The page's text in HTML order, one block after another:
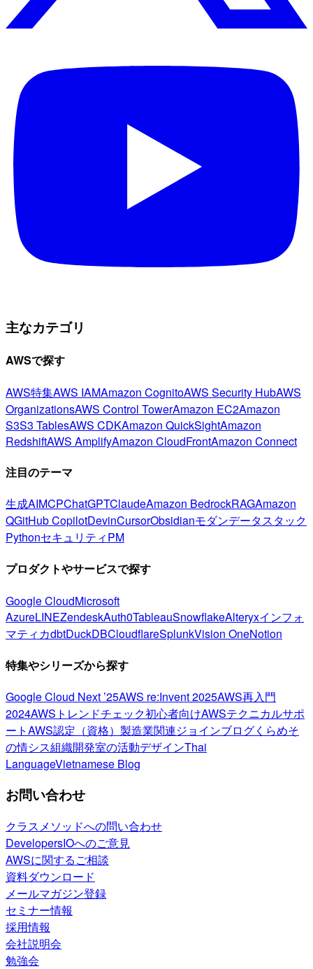
主なカテゴリ
AWSで探す
AWS特集AWS IAMAmazon CognitoAWS Security HubAWS
OrganizationsAWS Control TowerAmazon EC2Amazon
S3S3 TablesAWS CDKAmazon QuickSightAmazon
RedshiftAWS AmplifyAmazon CloudFrontAmazon Connect
注目のテーマ
生成AIMCPChatGPTClaudeAmazon BedrockRAGAmazon
QGitHub CopilotDevinCursorObsidianモダンデータスタック
PythonセキュリティPM
プロダクトやサービスで探す
Google CloudMicrosoft
AzureLINEZendeskAuth0TableauSnowflakeAlteryxインフォ
マティカdbtDuckDBCloudflareSplunkVision OneNotion
特集やシリーズから探す
Google Cloud Next ’25AWS re:Invent 2025AWS再入門
2024AWSトレンドチェック初心者向けAWSテクニカルサポ
ートAWS認定（資格） 製造業関連ジョインブログくらめそ
の情シス組織開発室の活動デザインThai
LanguageVietnamese Blog
お問い合わせ
クラスメソッドへの問い合わせ
DevelopersIOへのご意見
AWSに関するご相談
資料ダウンロード
メールマガジン登録
セミナー情報
採用情報
会社説明会
勉強会